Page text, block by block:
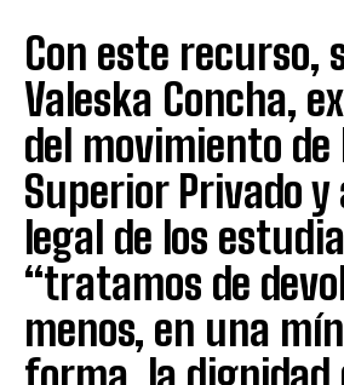
Con este recurso,
Valeska Concha,
del movimiento de
Superior Privado y
legal de los
“tratamos de
menos, en una